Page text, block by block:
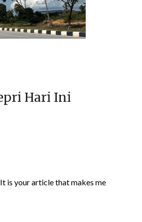
Hari Ini
is your article that makes me